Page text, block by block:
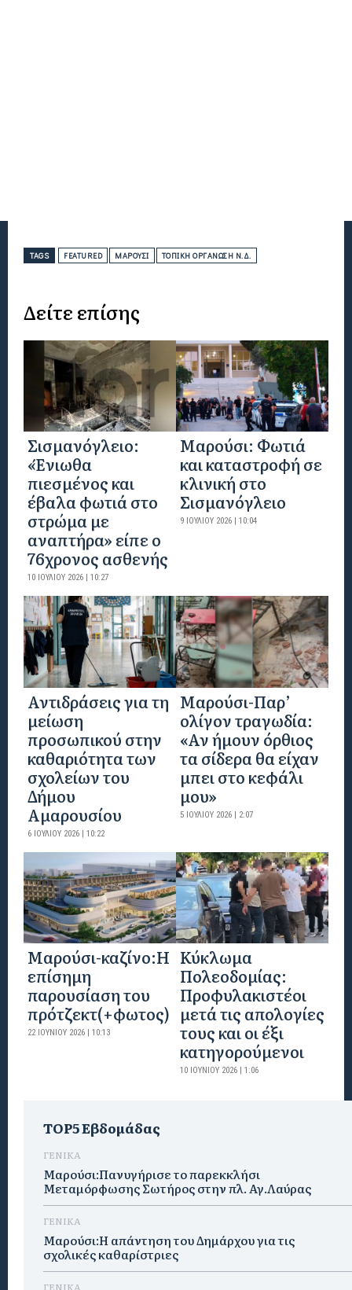
TAGS FEATURED ΜΑΡΟΎΣΙ ΤΟΠΙΚΉ ΟΡΓΆΝΩΣΗ Ν.Δ.
Δείτε επίσης
Σισμανόγλειο:
«Ένιωθα
πιεσμένος και
έβαλα φωτιά στο
στρώμα με
αναπτήρα» είπε ο
76χρονος ασθενής
10 ΙΟΥΛΊΟΥ 2026 | 10:27
Μαρούσι: Φωτιά
και καταστροφή σε
κλινική στο
Σισμανόγλειο
9 ΙΟΥΛΊΟΥ 2026 | 10:04
Αντιδράσεις για τη
μείωση
προσωπικού στην
καθαριότητα των
σχολείων του
Δήμου
Αμαρουσίου
6 ΙΟΥΛΊΟΥ 2026 | 10:22
Μαρούσι-Παρ’
ολίγον τραγωδία:
«Αν ήμουν όρθιος
τα σίδερα θα είχαν
μπει στο κεφάλι
μου»
5 ΙΟΥΛΊΟΥ 2026 | 2:07
Mαρούσι-καζίνο:H
επίσημη
παρουσίαση του
πρότζεκτ(+φωτος)
22 ΙΟΥΝΊΟΥ 2026 | 10:13
Κύκλωμα
Πολεοδομίας:
Προφυλακιστέοι
μετά τις απολογίες
τους και οι έξι
κατηγορούμενοι
10 ΙΟΥΝΊΟΥ 2026 | 1:06
TOP5 Εβδομάδας
ΓΕΝΙΚΑ
Μαρούσι:Πανυγήρισε το παρεκκλήσι
Μεταμόρφωσης Σωτήρος στην πλ. Αγ.Λαύρας
ΓΕΝΙΚΑ
Μαρούσι:Η απάντηση του Δημάρχου για τις
σχολικές καθαρίστριες
ΓΕΝΙΚΑ